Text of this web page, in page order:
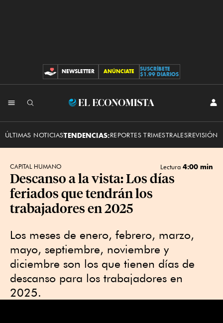
CONTRIBUCIONES
NEWSLETTER ANÚNCIATE
SUSCRÍBETE
$1.99 DIARIOS
El
ÚLTIMAS NOTICIASTENDENCIAS:REPORTES TRIMESTRALESREVISIÓN
CAPITAL HUMANO Lectura 4:00 min
Descanso a la vista: Los días
feriados que tendrán los
trabajadores en 2025
Los meses de enero, febrero, marzo,
mayo, septiembre, noviembre y
diciembre son los que tienen días de
descanso para los trabajadores en
2025.